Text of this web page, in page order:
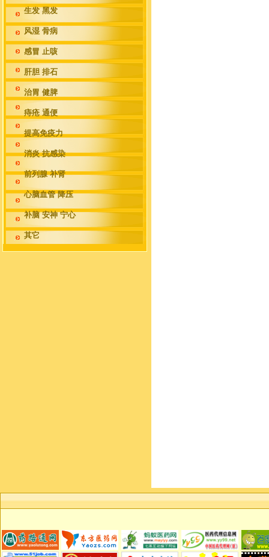
生发 黑发
风湿 骨病
感冒 止咳
肝胆 排石
治胃 健脾
痔疮 通便
提高免疫力
消炎 抗感染
前列腺 补肾
心脑血管 降压
补脑 安神 宁心
其它